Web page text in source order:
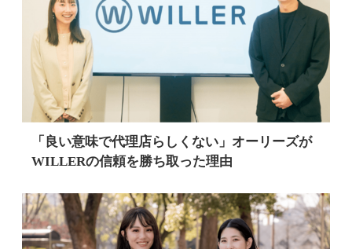
「良い意味で代理店らしくない」オーリーズが
WILLERの信頼を勝ち取った理由